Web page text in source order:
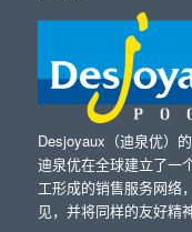
Desjoyaux（迪泉优）
迪泉优在全球建立了一
工形成的销售服务网络
见，并将同样的友好精